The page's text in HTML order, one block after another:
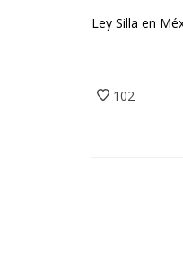
Ley Silla en
102